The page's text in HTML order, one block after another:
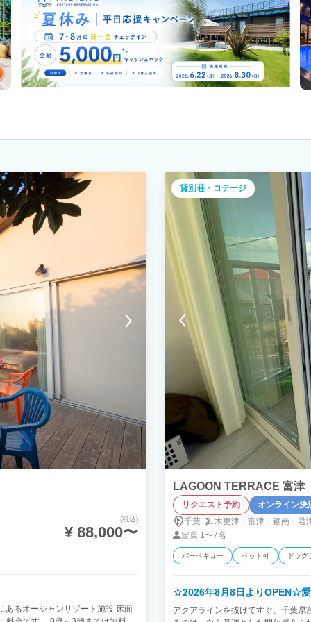
(税込)
¥ 88,000〜
あるオーシャンリゾート施設 床面
貸別荘・コテージ
LAGOON TERRACE 富津
リクエスト予約
オンライン決
千葉
木更津・ 富津・ 鋸南・ 君
定員 1〜7名
バーベキュー ペット可 ドッグ
☆2026年8月8日よりOPEN☆
アクアラインを抜けてすぐ、千葉